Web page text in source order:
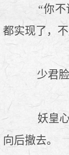
“你不
都实现了，
少君脸
妖皇心
向后撤去。